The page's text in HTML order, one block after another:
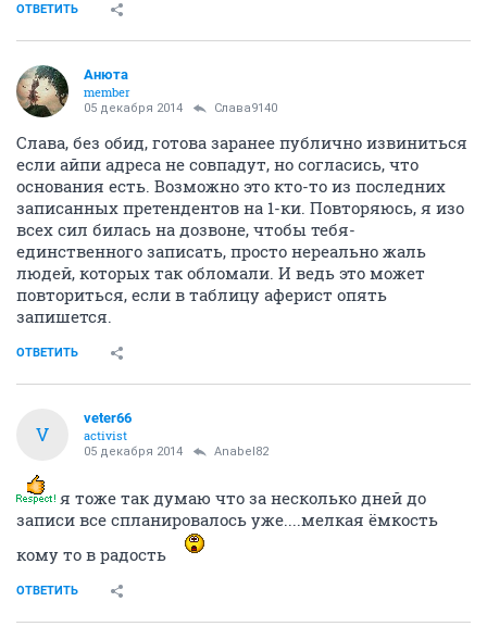
ОТВЕТИТЬ
Aнюта
member
05 декабря 2014 Слава9140
Слава, без обид, готова заранее публично извиниться
если айпи адреса не совпадут, но согласись, что
основания есть. Возможно это кто-то из последних
записанных претендентов на 1-ки. Повторяюсь, я изо
всех сил билась на дозвоне, чтобы тебя-
единственного записать, просто нереально жаль
людей, которых так обломали. И ведь это может
повториться, если в таблицу аферист опять
запишется.
ОТВЕТИТЬ
V
veter66
activist
05 декабря 2014 Anabel82
я тоже так думаю что за несколько дней до
записи все спланировалось уже....мелкая ёмкость
кому то в радость
ОТВЕТИТЬ